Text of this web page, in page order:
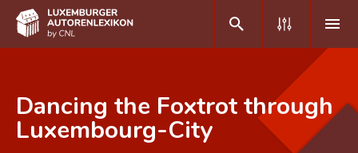
DE
Dancing the Foxtrot through
Luxembourg-City